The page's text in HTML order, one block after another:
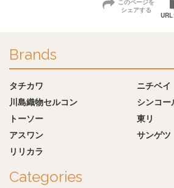
このページを
シェアする
Brands
タチカワ
ニチベイ
川島織物セルコン
シンコー
トーソー
東リ
アスワン
サンゲツ
リリカラ
Categories